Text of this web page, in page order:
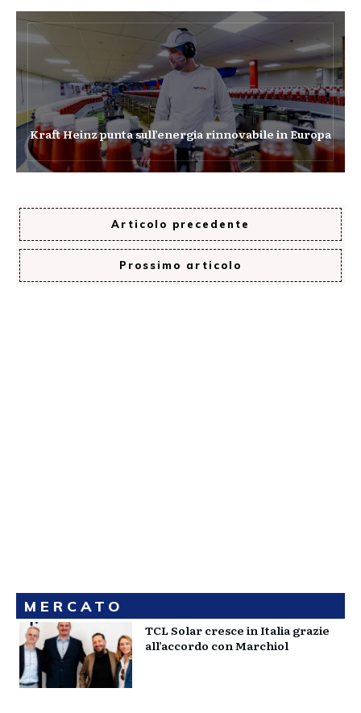
Kraft Heinz punta sull’energia rinnovabile in Europa
Articolo precedente
Prossimo articolo
MERCATO
TCL Solar cresce in Italia grazie
all’accordo con Marchiol